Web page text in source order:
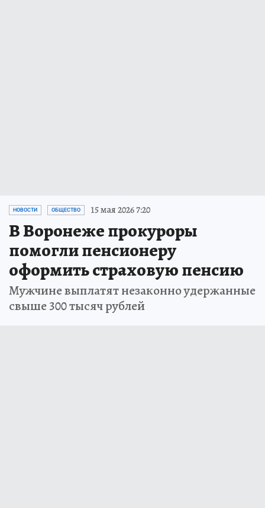
НОВОСТИ ОБЩЕСТВО 15 мая 2026 7:20
В Воронеже прокуроры
помогли пенсионеру
оформить страховую пенсию
Мужчине выплатят незаконно удержанные
свыше 300 тысяч рублей